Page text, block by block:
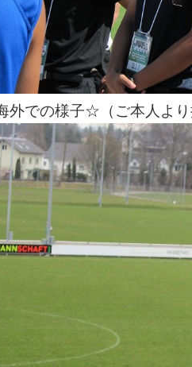
外での様子☆（ご本人より